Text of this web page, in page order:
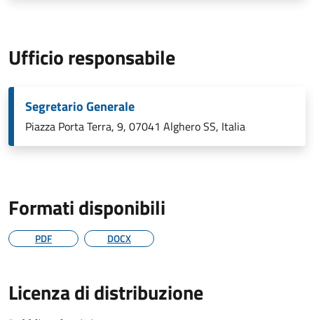
Ufficio responsabile
Segretario Generale
Piazza Porta Terra, 9, 07041 Alghero SS, Italia
Formati disponibili
PDF DOCX
Licenza di distribuzione